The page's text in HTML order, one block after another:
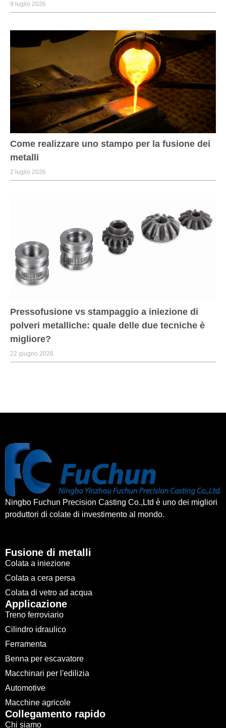
9 luglio 2026
Come realizzare uno stampo per la fusione dei
metalli
2 luglio 2026
Pressofusione vs stampaggio a iniezione di
polveri metalliche: quale delle due tecniche è
migliore?
22 giugno 2026
Ningbo Fuchun Precision Casting Co.,Ltd è uno dei migliori
produttori di colate di investimento al mondo.
Fusione di metalli
Colata a iniezione
Colata a cera persa
Colata di vetro ad acqua
Applicazione
Treno ferroviario
Cilindro idraulico
Ferramenta
Benna per escavatore
Macchinari per l'edilizia
Automotive
Macchine agricole
Collegamento rapido
Chi siamo